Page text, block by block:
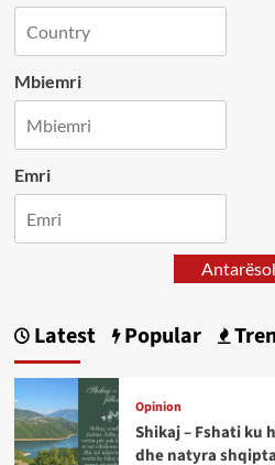
Mbiemri
Emri
Latest Popular
Opinion
Shikaj – Fshati
dhe natyra